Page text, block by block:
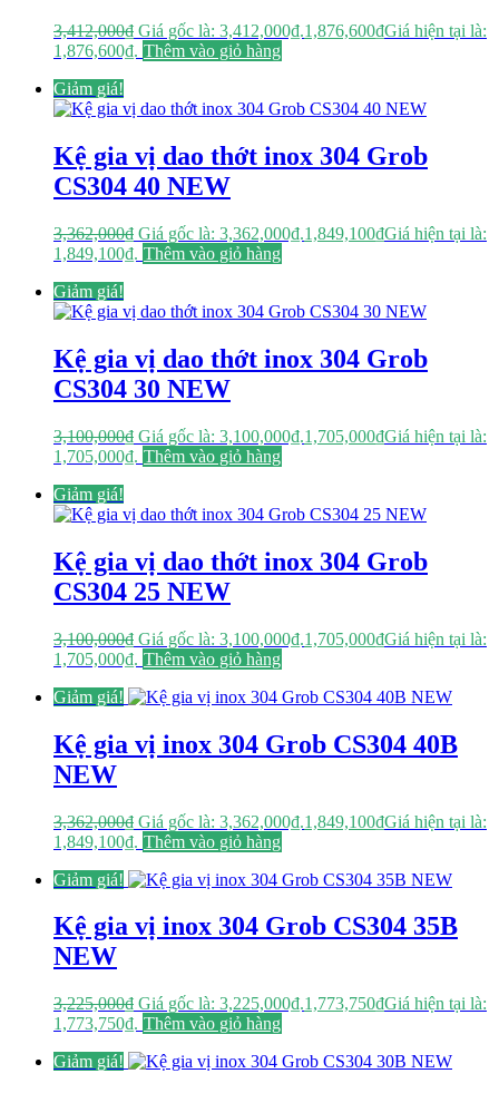
3,412,000₫ Giá gốc là: 3,412,000₫.1,876,600₫Giá hiện tại là:
1,876,600₫. Thêm vào giỏ hàng
Giảm giá!
Kệ gia vị dao thớt inox 304 Grob
CS304 40 NEW
3,362,000₫ Giá gốc là: 3,362,000₫.1,849,100₫Giá hiện tại là:
1,849,100₫. Thêm vào giỏ hàng
Giảm giá!
Kệ gia vị dao thớt inox 304 Grob
CS304 30 NEW
3,100,000₫ Giá gốc là: 3,100,000₫.1,705,000₫Giá hiện tại là:
1,705,000₫. Thêm vào giỏ hàng
Giảm giá!
Kệ gia vị dao thớt inox 304 Grob
CS304 25 NEW
3,100,000₫ Giá gốc là: 3,100,000₫.1,705,000₫Giá hiện tại là:
1,705,000₫. Thêm vào giỏ hàng
Giảm giá!
Kệ gia vị inox 304 Grob CS304 40B
NEW
3,362,000₫ Giá gốc là: 3,362,000₫.1,849,100₫Giá hiện tại là:
1,849,100₫. Thêm vào giỏ hàng
Giảm giá!
Kệ gia vị inox 304 Grob CS304 35B
NEW
3,225,000₫ Giá gốc là: 3,225,000₫.1,773,750₫Giá hiện tại là:
1,773,750₫. Thêm vào giỏ hàng
Giảm giá!